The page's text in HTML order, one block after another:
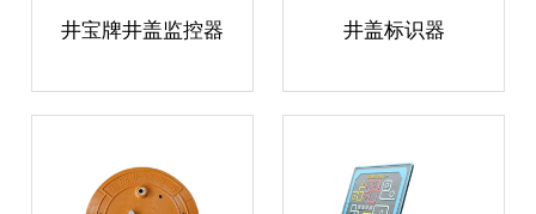
井宝牌井盖监控器 井盖标识器